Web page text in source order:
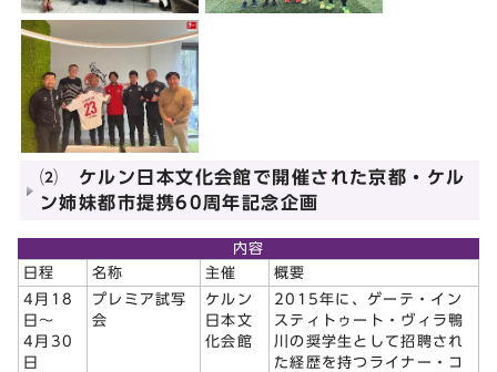
⑵ ケルン日本文化会館で開催された京都・ケル
ン姉妹都市提携60周年記念企画
内容
日程
名称 主催
概要
4月18
日～
4月30
日
プレミア試写
会
ケルン
日本文
化会館
2015年に、ゲーテ・イン
スティトゥート・ヴィラ鴨
川の奨学生として招聘され
た経歴を持つライナー・コ